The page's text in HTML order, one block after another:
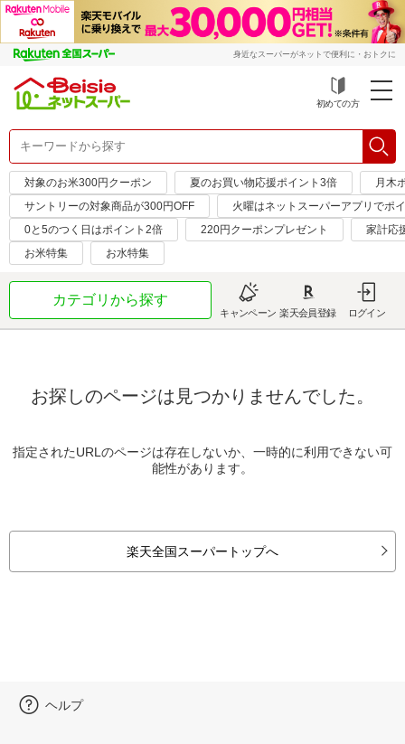
身近なスーパーがネットで便利に・おトクに
初めての方
対象のお米300円クーポン 夏のお買い物応援ポイント3倍
月木
サントリーの対象商品が300円OFF
火曜はネットスーパーアプリでポ
0と5のつく日はポイント2倍
220円クーポンプレゼント
家計応
お米特集
お水特集
カテゴリから探す
キャンペーン 楽天会員登録 ログイン
お探しのページは見つかりませんでした。
指定されたURLのページは存在しないか、一時的に利用できない可
能性があります。
楽天全国スーパートップへ
ヘルプ